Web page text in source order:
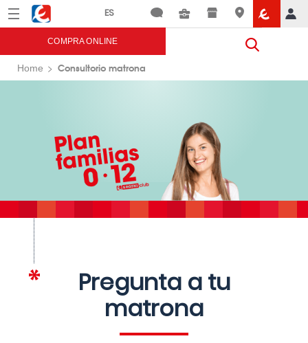
Menú Eroski
COMPRA ONLINE
Home Consultorio matrona
Pregunta a tu
matrona